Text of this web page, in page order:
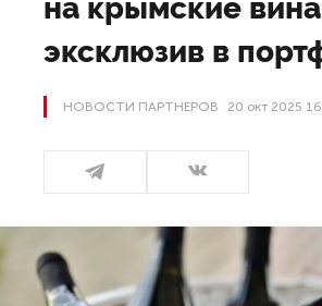
на крымские
эксклюзив в
НОВОСТИ ПАРТНЕРОВ 20 окт 2025